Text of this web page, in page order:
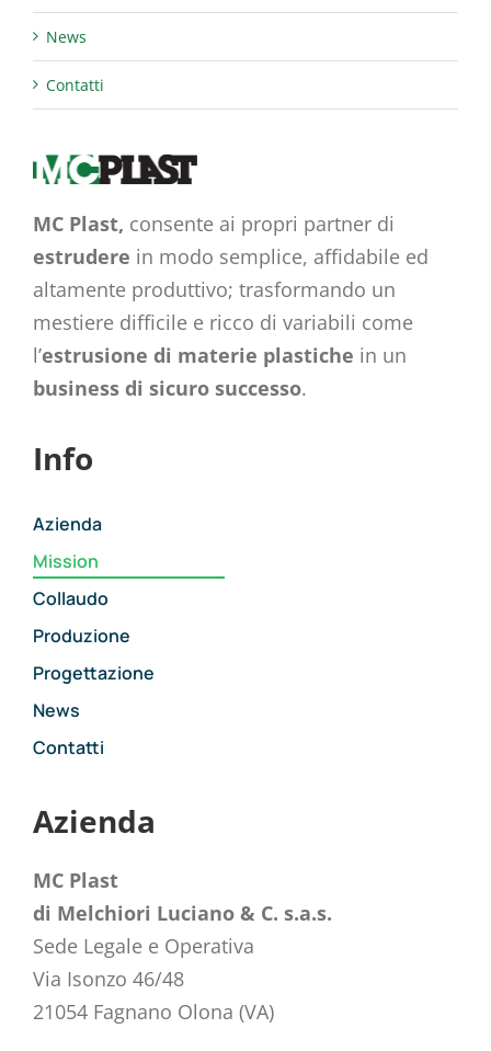
News
Contatti
MC Plast, consente ai propri partner di
estrudere in modo semplice, affidabile ed
altamente produttivo; trasformando un
mestiere difficile e ricco di variabili come
l’estrusione di materie plastiche in un
business di sicuro successo.
Info
Azienda
Mission
Collaudo
Produzione
Progettazione
News
Contatti
Azienda
MC Plast
di Melchiori Luciano & C. s.a.s.
Sede Legale e Operativa
Via Isonzo 46/48
21054 Fagnano Olona (VA)